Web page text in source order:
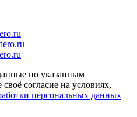
по указанным
согласие на условиях,
персональных данных